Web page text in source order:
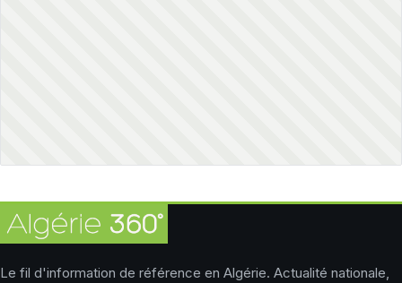
Le fil d'information de référence en Algérie. Actualité nationale,